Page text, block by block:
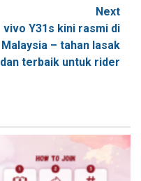
Next
vivo Y31s kini rasmi di
Malaysia – tahan lasak
dan terbaik untuk rider